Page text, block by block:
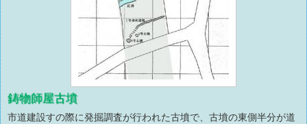
鋳物師屋古墳
市道建設すの際に発掘調査が行われた古墳で、古墳の東側半分が道